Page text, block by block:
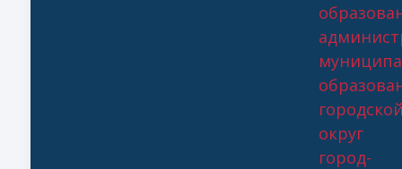
округ
город-